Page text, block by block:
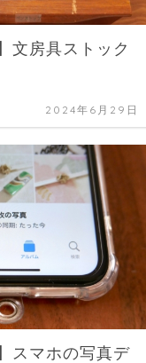
文房具ストック
2024年6月29日
スマホの写真デ